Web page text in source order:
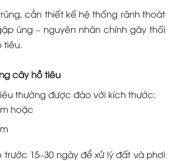
cần thiết kế hệ thống rãnh thoát
úng – nguyên nhân chính gây thối
tiêu.
cây hồ tiêu
thường được đào với kích thước:
hoặc
15–30 ngày để xử lý đất và phơi